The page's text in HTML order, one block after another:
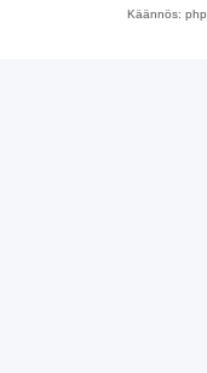
Käännös: